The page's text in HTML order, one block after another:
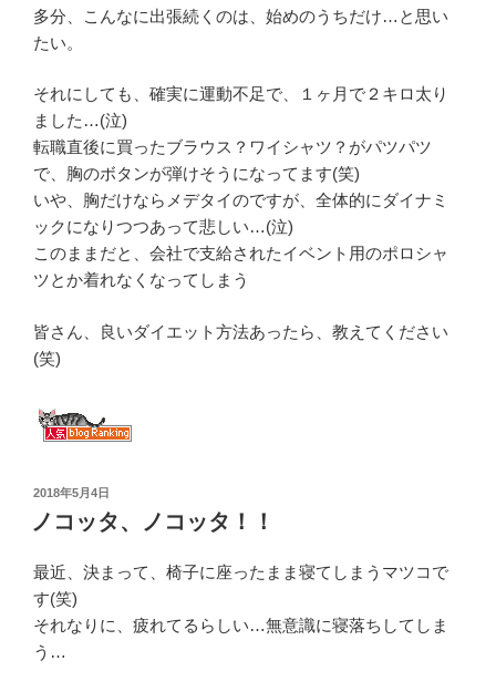
多分、こんなに出張続くのは、始めのうちだけ…と思い
たい。
それにしても、確実に運動不足で、１ヶ月で２キロ太り
ました…(泣)
転職直後に買ったブラウス？ワイシャツ？がパツパツ
で、胸のボタンが弾けそうになってます(笑)
いや、胸だけならメデタイのですが、全体的にダイナミ
ックになりつつあって悲しい…(泣)
このままだと、会社で支給されたイベント用のポロシャ
ツとか着れなくなってしまう
皆さん、良いダイエット方法あったら、教えてください
(笑)
投
日:
2018年5月4日
ノコッタ、ノコッタ！！
最近、決まって、椅子に座ったまま寝てしまうマツコで
す(笑)
それなりに、疲れてるらしい…無意識に寝落ちしてしま
う…